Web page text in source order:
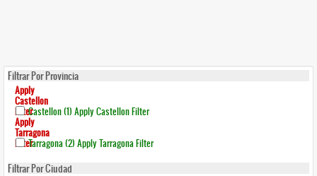
Filtrar Por Provincia
Apply
Castellon
FilterCastellon (1) Apply Castellon Filter
Apply
Tarragona
FilterTarragona (2) Apply Tarragona Filter
Filtrar Por Ciudad